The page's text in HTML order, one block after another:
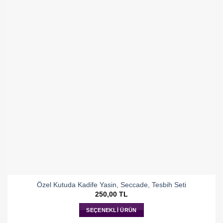
Özel Kutuda Kadife Yasin, Seccade, Tesbih Seti
250,00 TL
SEÇENEKLI ÜRÜN